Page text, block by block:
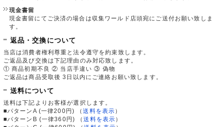
現金書留
現金書留にてご決済の場合は収集ワールド店頭宛にご送付お願い致しま
す。
返品・交換について
当店は消費者権利尊重と法令遵守を約束致します。
ご返品及び交換は下記理由のみ対応致します。
① 商品初期不良 ② 当店手違い ③ 偽物
ご返品は商品受取後 3日以内にご連絡お願い致します。
送料について
送料は下記よりお客様が選択します。
■パターンA (一律200円)
（送料を表示 ）
■パターンB (一律360円)
（送料を表示 ）